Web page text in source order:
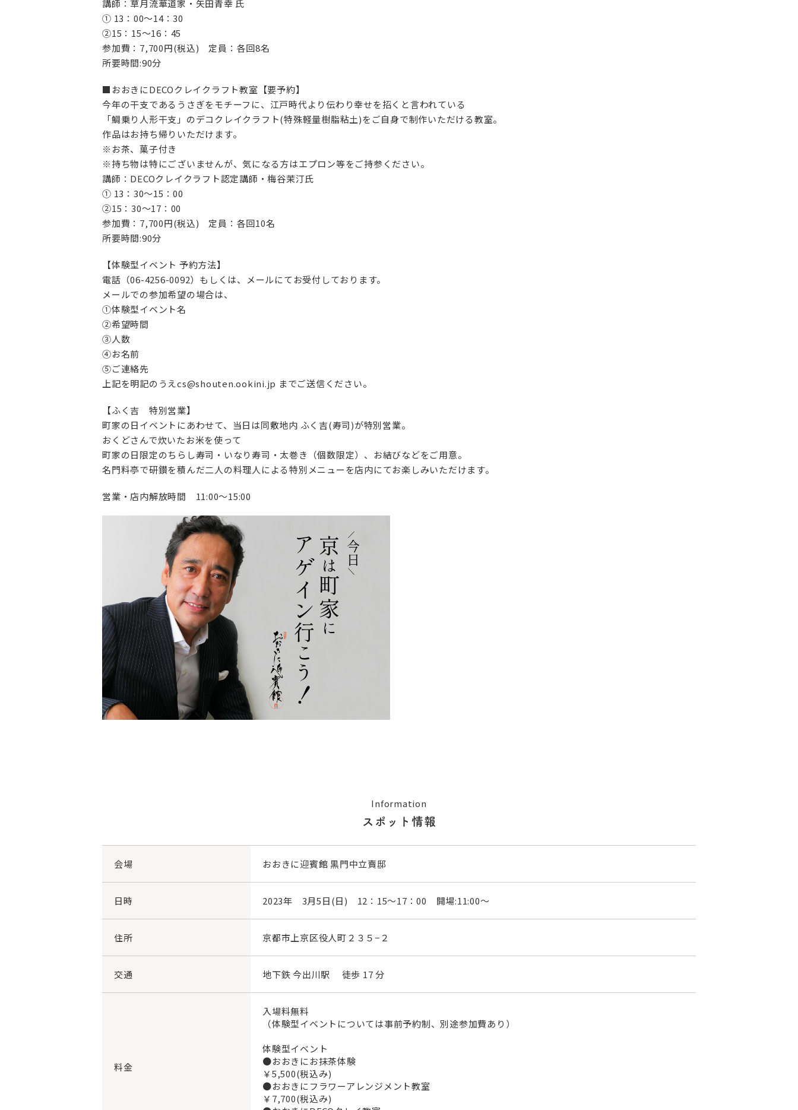
講師：草月流華道家・矢田青幸 氏
① 13：00～14：30
②15：15～16：45
参加費：7,700円(税込) 定員：各回8名
所要時間:90分
■おおきにDECOクレイクラフト教室【要予約】
今年の干支であるうさぎをモチーフに、江戸時代より伝わり幸せを招くと言われている
「鯛乗り人形干支」のデコクレイクラフト(特殊軽量樹脂粘土)をご自身で制作いただける教室。
作品はお持ち帰りいただけます。
※お茶、菓子付き
※持ち物は特にございませんが、気になる方はエプロン等をご持参ください。
講師：DECOクレイクラフト認定講師・梅谷茉汀氏
① 13：30～15：00
②15：30～17：00
参加費：7,700円(税込) 定員：各回10名
所要時間:90分
【体験型イベント 予約方法】
電話（06-4256-0092）もしくは、メールにてお受付しております。
メールでの参加希望の場合は、
①体験型イベント名
②希望時間
③人数
④お名前
⑤ご連絡先
上記を明記のうえcs@shouten.ookini.jp までご送信ください。
【ふく吉 特別営業】
町家の日イベントにあわせて、当日は同敷地内 ふく吉(寿司)が特別営業。
おくどさんで炊いたお米を使って
町家の日限定のちらし寿司・いなり寿司・太巻き（個数限定）、お結びなどをご用意。
名門料亭で研鑚を積んだ二人の料理人による特別メニューを店内にてお楽しみいただけます。
営業・店内解放時間 11:00～15:00
Information
スポット情報
会場 おおきに迎賓館 黒門中立賣邸
日時 2023年 3月5日(日) 12：15～17：00 開場:11:00～
住所 京都市上京区役人町２３５−２
交通 地下鉄 今出川駅 徒歩 17 分
料金
入場料無料
（体験型イベントについては事前予約制、別途参加費あり）
体験型イベント
●おおきにお抹茶体験
￥5,500(税込み)
●おおきにフラワーアレンジメント教室
￥7,700(税込み)